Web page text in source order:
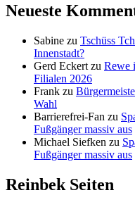
Neueste
Sabine zu Tschüss
Innenstadt?
Gerd Eckert zu Rewe
Filialen 2026
Frank zu
Wahl
Barrierefrei-Fan zu
Fußgänger massiv aus
Michael Siefken zu
Fußgänger massiv aus
Reinbek Seiten